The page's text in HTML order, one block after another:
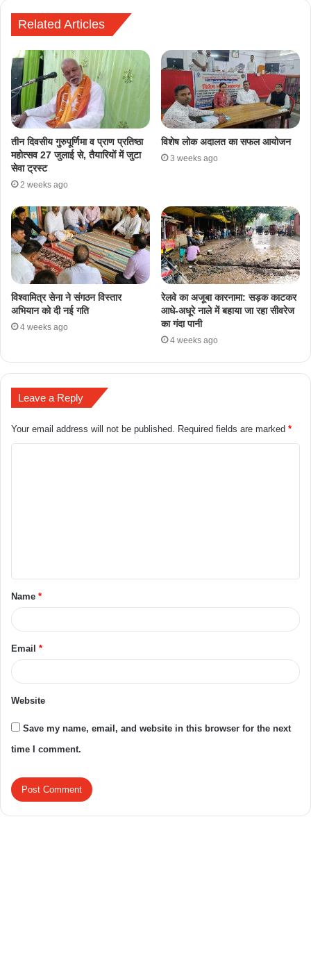
Related Articles
तीन दिवसीय गुरुपूर्णिमा व प्राण प्रतिष्ठा
महोत्सव 27 जुलाई से, तैयारियों में जुटा
सेवा ट्रस्ट
2 weeks ago
विशेष लोक अदालत का सफल आयोजन
3 weeks ago
​विश्वामित्र सेना ने संगठन विस्तार
अभियान को दी नई गति
4 weeks ago
रेलवे का अजूबा कारनामा: सड़क काटकर
आधे-अधूरे नाले में बहाया जा रहा सीवरेज
का गंदा पानी
4 weeks ago
Leave a Reply
Your email address will not be published. Required fields are marked *
Name *
Email *
Website
Save my name, email, and website in this browser for the next
time I comment.